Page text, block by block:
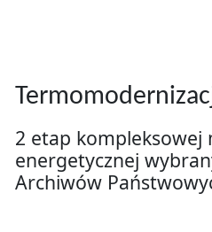
2 etap kompleksowej
energetycznej
Archiwów
Wirtualne wystawy
Państwowego w
Zobacz, jak
archiwalia
regionu i jego